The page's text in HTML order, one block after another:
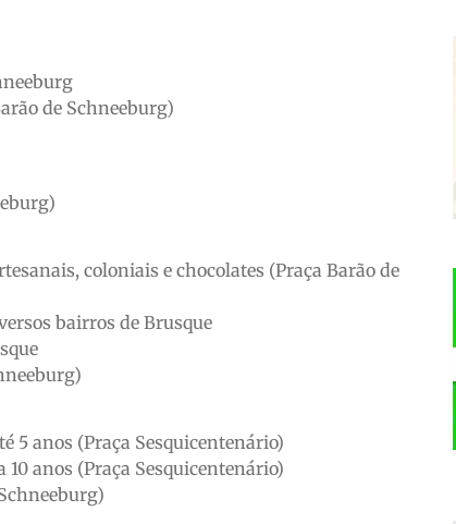
de Schneeburg)
coloniais e chocolates (Praça Barão de
bairros de Brusque
5 anos (Praça Sesquicentenário)
10 anos (Praça Sesquicentenário)